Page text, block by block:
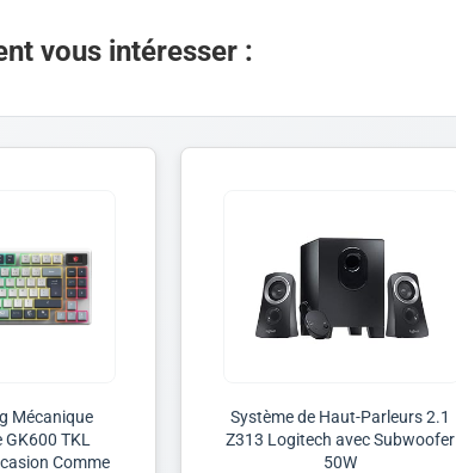
vous intéresser :
Mécanique
TKL
Comme
Système de Haut-Parleurs 2.1
Z313 Logitech avec Subwoofer
50W